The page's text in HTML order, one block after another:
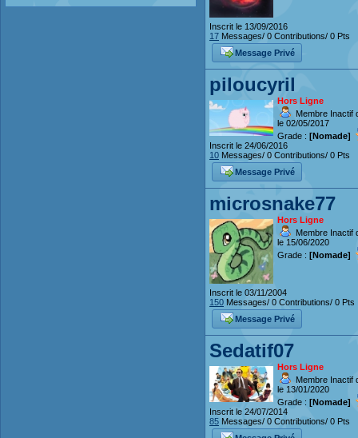
Inscrit le 13/09/2016
17 Messages/ 0 Contributions/ 0 Pts
Message Privé
piloucyril
Hors Ligne
Membre Inactif
le 02/05/2017
Grade : [Nomade]
Inscrit le 24/06/2016
10 Messages/ 0 Contributions/ 0 Pts
Message Privé
microsnake77
Hors Ligne
Membre Inactif
le 15/06/2020
Grade : [Nomade]
Inscrit le 03/11/2004
150 Messages/ 0 Contributions/ 0 Pts
Message Privé
Sedatif07
Hors Ligne
Membre Inactif
le 13/01/2020
Grade : [Nomade]
Inscrit le 24/07/2014
85 Messages/ 0 Contributions/ 0 Pts